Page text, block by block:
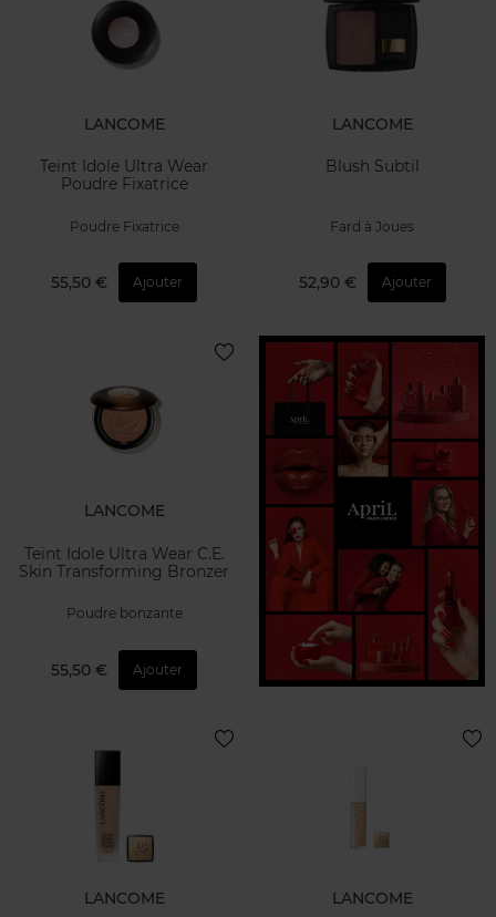
LANCOME
Teint Idole Ultra Wear
Poudre Fixatrice
Poudre Fixatrice
55,50 € Ajouter
LANCOME
Blush Subtil
Fard à Joues
52,90 € Ajouter
LANCOME
Teint Idole Ultra Wear C.E.
Skin Transforming Bronzer
Poudre bonzante
55,50 € Ajouter
LANCOME LANCOME